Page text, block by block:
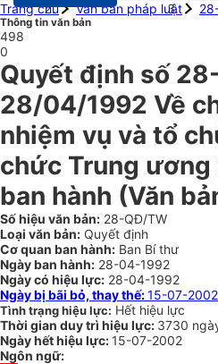
Trang chủ
Văn bản pháp luật
Thông tin văn bản
498
0
Quyết định số
28/04/1992 Về
nhiệm vụ và tổ
chức Trung ương
ban hành (Văn
Số hiệu văn bản: 28-QĐ/TW
Loại văn bản: Quyết định
Cơ quan ban hành: Ban Bí thư
Ngày ban hành: 28-04-1992
Ngày có hiệu lực: 28-04-1992
Ngày bị bãi bỏ, thay thế:15-07-2002
Tình trạng hiệu lực: Hết hiệu lực
Thời gian duy trì hiệu lực: 3730
Ngày hết hiệu lực: 15-07-2002
Ngôn ngữ: